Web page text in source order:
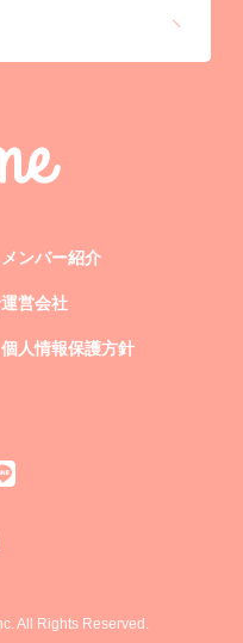
メンバー紹介
運営会社
個人情報保護方針
All Rights Reserved.